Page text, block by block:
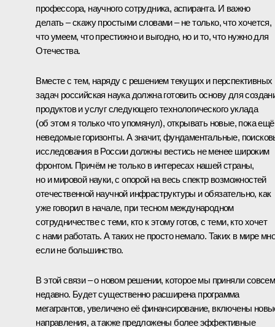
профессора, научного сотрудника, аспиранта. И важно
делать – скажу простыми словами – не только, что хочется,
что умеем, что престижно и выгодно, но и то, что нужно для
Отечества.
Вместе с тем, наряду с решением текущих и перспективных
задач российская наука должна готовить основу для
продуктов и услуг следующего технологического уклада
(об этом я только что упомянул), открывать новые, пока ещё
неведомые горизонты. А значит, фундаментальные,
исследования в России должны вестись не менее широким
фронтом. Причём не только в интересах нашей страны,
но и мировой науки, с опорой на весь спектр возможностей
отечественной научной инфраструктуры и обязательно, как
уже говорил в начале, при тесном международном
сотрудничестве с теми, кто к этому готов, с теми, кто хочет
с нами работать. А таких не просто немало. Таких в мире
если не большинство.
В этой связи – о новом решении, которое мы приняли совсем
недавно. Будет существенно расширена программа
мегагрантов, увеличено её финансирование, включены
направления, а также предложены более эффективные